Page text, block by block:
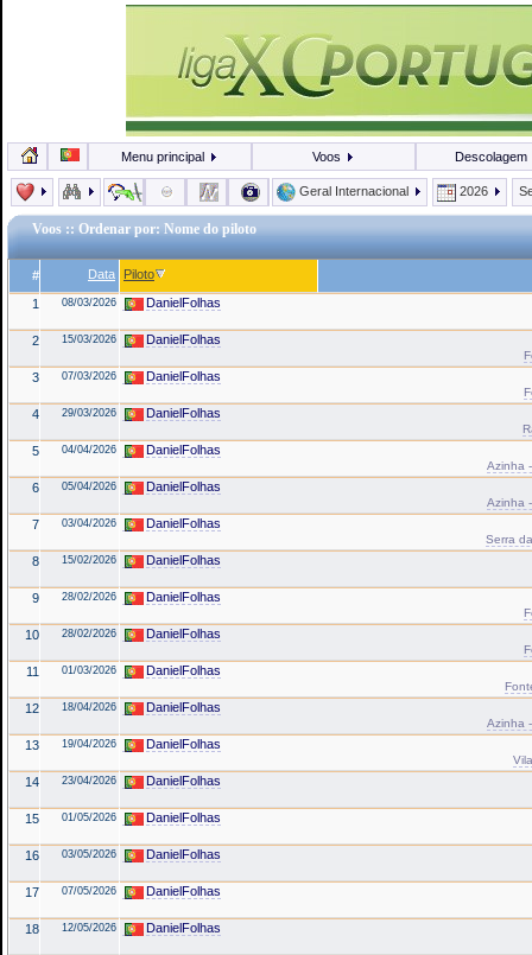
Menu principal Voos Descolagem
Geral Internacional 2026
Voos :: Ordenar por: Nome do piloto
# Data Piloto
1 08/03/2026 DanielFolhas
2 15/03/2026 DanielFolhas
3 07/03/2026 DanielFolhas
4 29/03/2026 DanielFolhas
5 04/04/2026 DanielFolhas
Azinha
6 05/04/2026 DanielFolhas
Azinha
7 03/04/2026 DanielFolhas
Serra
8 15/02/2026 DanielFolhas
9 28/02/2026 DanielFolhas
10 28/02/2026 DanielFolhas
11 01/03/2026 DanielFolhas
12 18/04/2026 DanielFolhas
Azinha
13 19/04/2026 DanielFolhas
14 23/04/2026 DanielFolhas
15 01/05/2026 DanielFolhas
16 03/05/2026 DanielFolhas
17 07/05/2026 DanielFolhas
18 12/05/2026 DanielFolhas